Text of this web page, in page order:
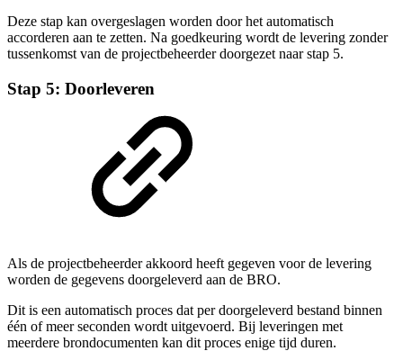
Deze stap kan overgeslagen worden door het automatisch
accorderen aan te zetten. Na goedkeuring wordt de levering zonder
tussenkomst van de projectbeheerder doorgezet naar stap 5.
Stap 5: Doorleveren
Als de projectbeheerder akkoord heeft gegeven voor de levering
worden de gegevens doorgeleverd aan de BRO.
Dit is een automatisch proces dat per doorgeleverd bestand binnen
één of meer seconden wordt uitgevoerd. Bij leveringen met
meerdere brondocumenten kan dit proces enige tijd duren.